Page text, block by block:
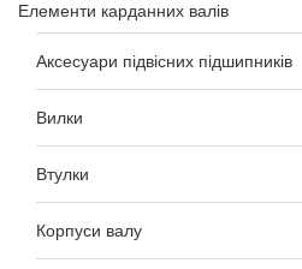
Елементи карданних валів
Аксесуари підвісних підшипників
Вилки
Втулки
Корпуси валу